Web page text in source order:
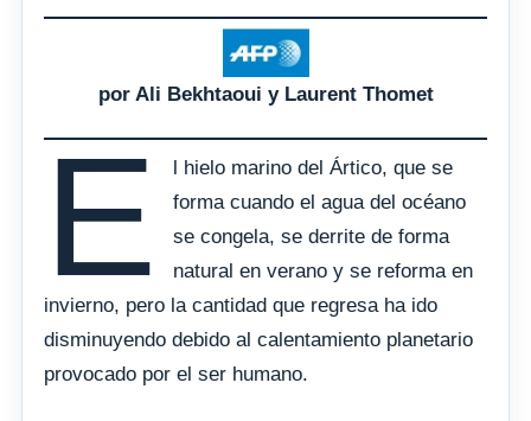
por Ali Bekhtaoui y Laurent Thomet
E
l hielo marino del Ártico, que se
forma cuando el agua del océano
se congela, se derrite de forma
natural en verano y se reforma en
invierno, pero la cantidad que regresa ha ido
disminuyendo debido al calentamiento planetario
provocado por el ser humano.